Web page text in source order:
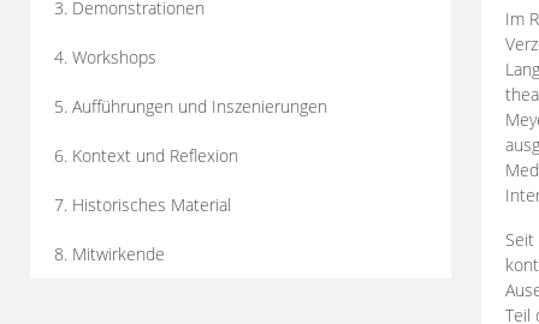
3. Demonstrationen
4. Workshops
5. Aufführungen und Inszenierungen
6. Kontext und Reflexion
7. Historisches Material
8. Mitwirkende
Im
Teil